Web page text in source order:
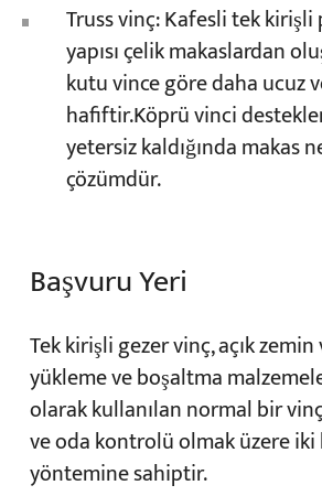
Truss vinç: Kafesli tek
yapısı çelik makaslardan
kutu vince göre daha ucuz
hafiftir.Köprü vinci
yetersiz kaldığında makas
çözümdür.
Başvuru Yeri
Tek kirişli gezer vinç, açık
yükleme ve boşaltma
olarak kullanılan normal bir
ve oda kontrolü olmak üzere
yöntemine sahiptir.